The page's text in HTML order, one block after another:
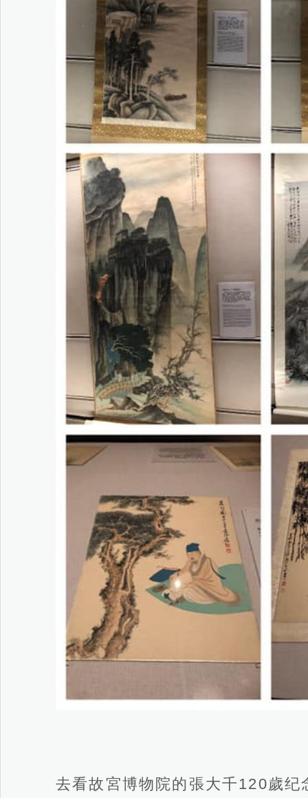
去看故宮博物院的張大千120歲